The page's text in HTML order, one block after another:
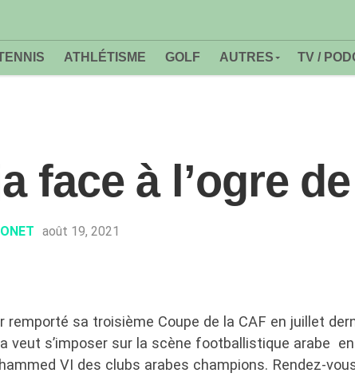
ATHLÉTISME GOLF AUTRES TV /
face à l’ogre
août 19, 2021
remporté sa troisième Coupe de la CAF en juillet
veut s’imposer sur la scène footballistique arabe
VI des clubs arabes champions. Rendez-